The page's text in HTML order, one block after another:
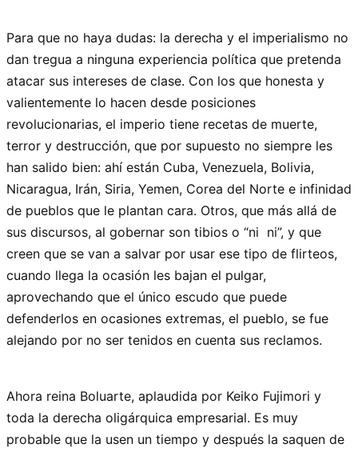
Para que no haya dudas: la derecha y el imperialismo no
dan tregua a ninguna experiencia política que pretenda
atacar sus intereses de clase. Con los que honesta y
valientemente lo hacen desde posiciones
revolucionarias, el imperio tiene recetas de muerte,
terror y destrucción, que por supuesto no siempre les
han salido bien: ahí están Cuba, Venezuela, Bolivia,
Nicaragua, Irán, Siria, Yemen, Corea del Norte e infinidad
de pueblos que le plantan cara. Otros, que más allá de
sus discursos, al gobernar son tibios o “ni ni”, y que
creen que se van a salvar por usar ese tipo de flirteos,
cuando llega la ocasión les bajan el pulgar,
aprovechando que el único escudo que puede
defenderlos en ocasiones extremas, el pueblo, se fue
alejando por no ser tenidos en cuenta sus reclamos.
Ahora reina Boluarte, aplaudida por Keiko Fujimori y
toda la derecha oligárquica empresarial. Es muy
probable que la usen un tiempo y después la saquen de